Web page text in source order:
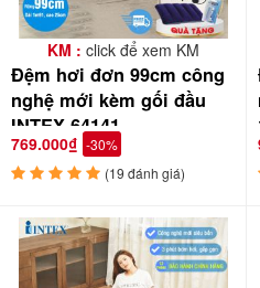
Đệm hơi INTEX gấp lại nhỏ
được trong nhà và ngoài trời,
đi xa, dã ngoại, picnic hay về
KM : click để xem KM
Đệm hơi đơn 99cm công
nghệ mới kèm gối đầu
INTEX 64141
769.000₫ -30%
(19 đánh giá)